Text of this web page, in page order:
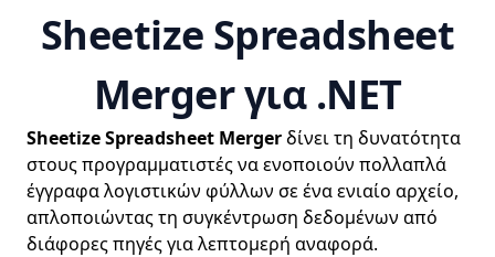
Sheetize Spreadsheet
Merger για .NET
Sheetize Spreadsheet Mergerδίνει τη δυνατότητα
στους προγραμματιστές να ενοποιούν πολλαπλά
έγγραφα λογιστικών φύλλων σε ένα ενιαίο αρχείο,
απλοποιώντας τη συγκέντρωση δεδομένων από
διάφορες πηγές για λεπτομερή αναφορά.